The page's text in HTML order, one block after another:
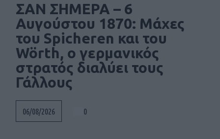
ΣΑΝ ΣΗΜΕΡΑ – 6
Αυγούστου 1870: Μάχες
του Spicheren και του
Wörth, ο γερμανικός
στρατός διαλύει τους
Γάλλους
06/08/2026 0